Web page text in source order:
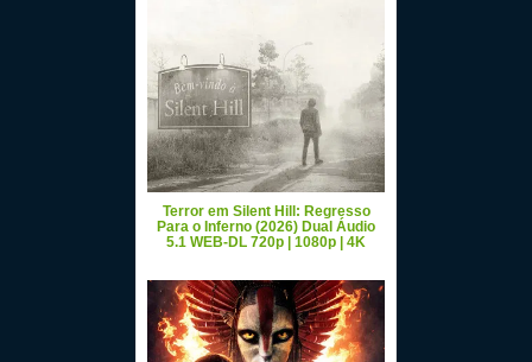
Terror em Silent Hill: Regresso
Para o Inferno (2026) Dual Áudio
5.1 WEB-DL 720p | 1080p | 4K